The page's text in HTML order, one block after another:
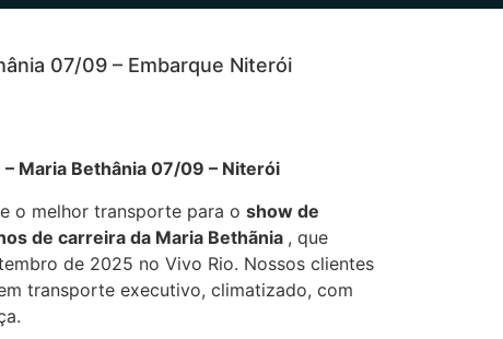
07/09 – Embarque Niterói
Maria Bethânia 07/09 – Niterói
o melhor transporte para o show de
de carreira da Maria Bethãnia , que
de 2025 no Vivo Rio. Nossos clientes
transporte executivo, climatizado, com